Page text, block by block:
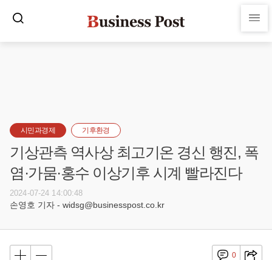
시민과경제 기후환경
기상관측 역사상 최고기온 경신 행진, 폭
염·가뭄·홍수 이상기후 시계 빨라진다
2024-07-24 14:00:48
손영호 기자 - widsg@businesspost.co.kr
0